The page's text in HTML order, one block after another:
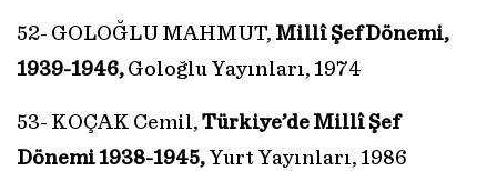
52- GOLOĞLU MAHMUT, Millî Şef Dönemi,
1939-1946, Goloğlu Yayınları, 1974
53- KOÇAK Cemil, Türkiye’de Millî Şef
Dönemi 1938-1945, Yurt Yayınları, 1986